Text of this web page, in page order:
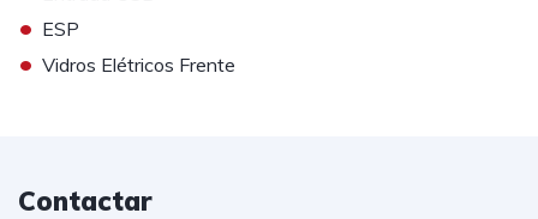
• ESP
• Vidros Elétricos Frente
Contactar